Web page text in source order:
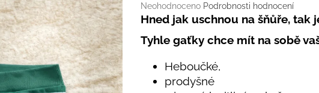
Průměrné
hodnocení
produktu
je
hvězdiček.
Neohodnoceno Podrobnosti hodnocení
Hned jak uschnou na šňůře, tak
Tyhle gaťky chce mít na sobě
Heboučké,
prodyšné
LETNÍ ČEPICE UV 30 SVĚTLE MODRÁ
BAMBUSOVÉ TRIKO